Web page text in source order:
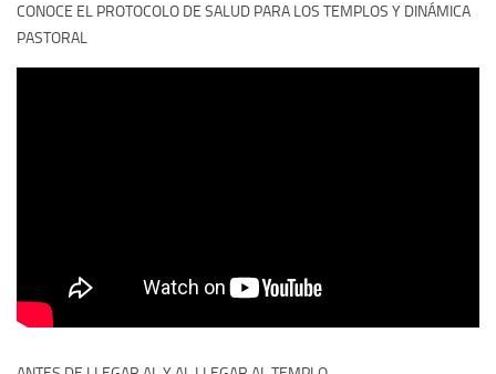
CONOCE EL PROTOCOLO DE SALUD PARA LOS TEMPLOS Y DINÁMICA
PASTORAL